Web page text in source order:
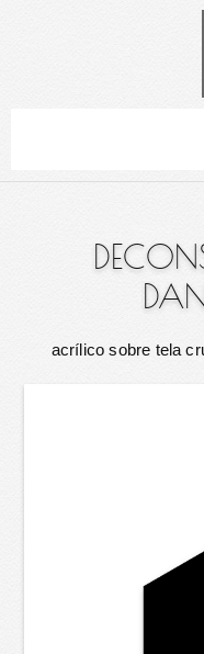
acrílico sobre tela